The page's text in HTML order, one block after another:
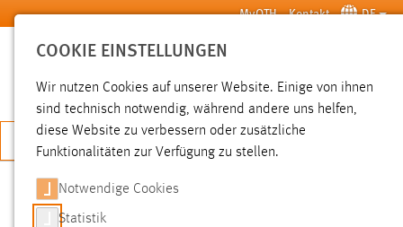
Zum Hauptinhalt springen MyOTH Kontakt DE
SUCHE
JETZT BEWERBEN
SUCHE
COOKIE EINSTELLUNGEN
Wir nutzen Cookies auf unserer Website. Einige von ihnen
sind technisch notwendig, während andere uns helfen,
diese Website zu verbessern oder zusätzliche
Funktionalitäten zur Verfügung zu stellen.
Notwendige Cookies
Statistik